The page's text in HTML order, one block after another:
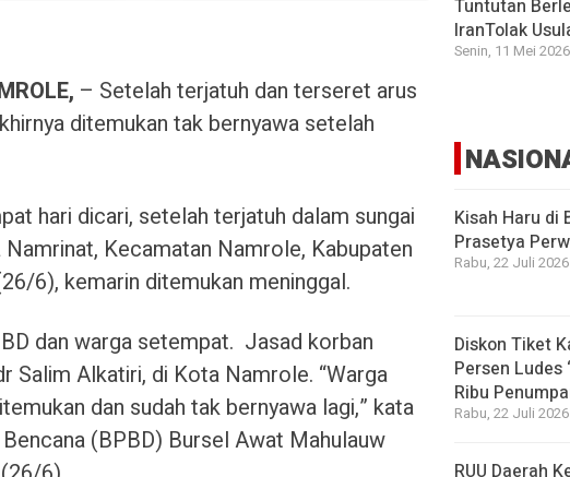
– Setelah terjatuh dan terseret arus
ditemukan tak bernyawa setelah
hari dicari, setelah terjatuh dalam sungai
Kecamatan Namrole, Kabupaten
6), kemarin ditemukan meninggal.
dan warga setempat. Jasad korban
Salim Alkatiri, di Kota Namrole. “Warga
dan sudah tak bernyawa lagi,” kata
(BPBD) Bursel Awat Mahulauw
Tuntutan
IranTolak
Senin, 11 Mei
Kisah Haru di
Prasetya
Rabu, 22 Juli
Diskon Tiket
Persen Ludes
Ribu
Rabu, 22 Juli
RUU Daerah